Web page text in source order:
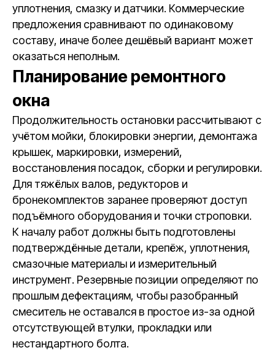
уплотнения, смазку и датчики. Коммерческие
предложения сравнивают по одинаковому
составу, иначе более дешёвый вариант может
оказаться неполным.
Планирование ремонтного
окна
Продолжительность остановки рассчитывают с
учётом мойки, блокировки энергии, демонтажа
крышек, маркировки, измерений,
восстановления посадок, сборки и регулировки.
Для тяжёлых валов, редукторов и
бронекомплектов заранее проверяют доступ
подъёмного оборудования и точки строповки.
К началу работ должны быть подготовлены
подтверждённые детали, крепёж, уплотнения,
смазочные материалы и измерительный
инструмент. Резервные позиции определяют по
прошлым дефектациям, чтобы разобранный
смеситель не оставался в простое из-за одной
отсутствующей втулки, прокладки или
нестандартного болта.